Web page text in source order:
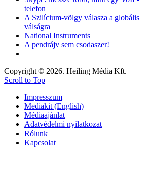
telefon
A Szilícium-völgy válasza a globális
válságra
National Instruments
A pendrájv sem csodaszer!
Copyright © 2026. Heiling Média Kft.
Scroll to Top
Impresszum
Mediakit (English)
Médiaajánlat
Adatvédelmi nyilatkozat
Rólunk
Kapcsolat